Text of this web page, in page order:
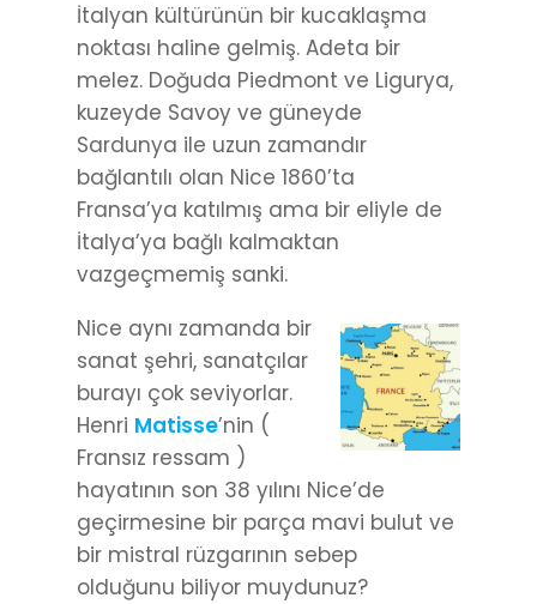
İtalyan kültürünün bir kucaklaşma
noktası haline gelmiş. Adeta bir
melez. Doğuda Piedmont ve Ligurya,
kuzeyde Savoy ve güneyde
Sardunya ile uzun zamandır
bağlantılı olan Nice 1860’ta
Fransa’ya katılmış ama bir eliyle de
İtalya’ya bağlı kalmaktan
vazgeçmemiş sanki.
Nice aynı zamanda bir
sanat şehri, sanatçılar
burayı çok seviyorlar.
Henri Matisse’nin (
Fransız ressam )
hayatının son 38 yılını Nice’de
geçirmesine bir parça mavi bulut ve
bir mistral rüzgarının sebep
olduğunu biliyor muydunuz?